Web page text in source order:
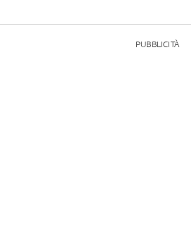
PUBBLICITÀ